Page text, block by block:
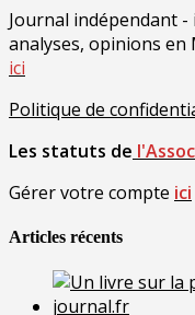
Journal indépendant
analyses, opinions en
ici
Politique de
Les statuts de
Gérer votre compte ici
Articles récents